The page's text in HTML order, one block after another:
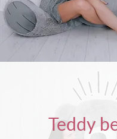
Teddy